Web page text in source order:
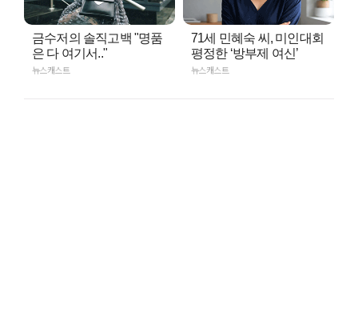
금수저의 솔직고백 "명품
은 다 여기서.."
뉴스캐스트
71세 민혜숙 씨, 미인대회
평정한 ‘방부제 여신’
뉴스캐스트